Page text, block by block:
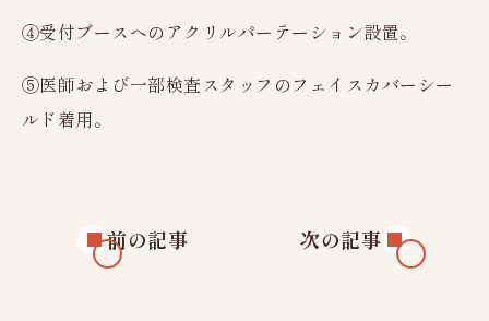
④受付ブースへのアクリルパーテーション設置。
⑤医師および一部検査スタッフのフェイスカバーシー
ルド着用。
前の記事 次の記事